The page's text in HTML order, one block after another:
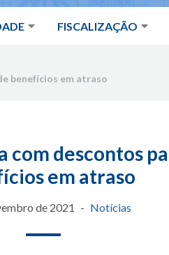
FISCALIZAÇÃO
benefícios em atraso
descontos
em atraso
de 2021 Notícias